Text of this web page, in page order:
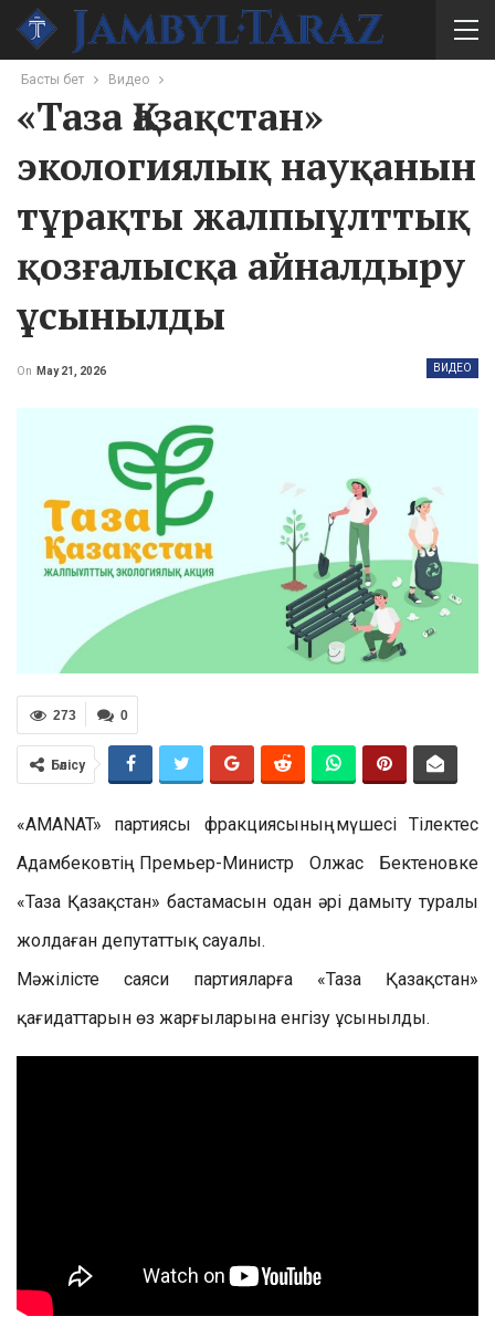
Басты бет Видео
«Таза Қазақстан»
экологиялық науқанын
тұрақты жалпыұлттық
қозғалысқа айналдыру
ұсынылды
ВИДЕО
On May 21, 2026
0
273
Бөлісу
«AMANAT» партиясы фракциясының мүшесі Тілектес
Адамбековтің Премьер-Министр Олжас Бектеновке
«Таза Қазақстан» бастамасын одан әрі дамыту туралы
жолдаған депутаттық сауалы.
Мәжілісте саяси партияларға «Таза Қазақстан»
қағидаттарын өз жарғыларына енгізу ұсынылды.